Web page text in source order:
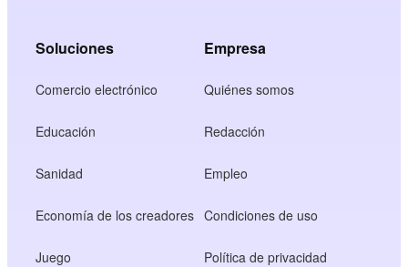
Soluciones
Comercio electrónico
Educación
Sanidad
Economía de los creadores
Juego
Empresa
Quiénes somos
Redacción
Empleo
Condiciones de uso
Política de privacidad